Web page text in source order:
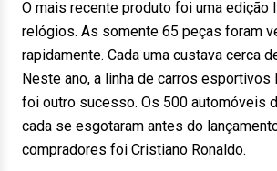
O mais recente produto foi uma edição
relógios. As somente 65 peças foram
rapidamente. Cada uma custava cerca
Neste ano, a linha de carros esportivos
foi outro sucesso. Os 500 automóveis
cada se esgotaram antes do
compradores foi Cristiano Ronaldo.